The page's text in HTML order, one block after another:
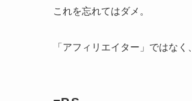
これを忘れてはダメ。
「アフィリエイター」ではな